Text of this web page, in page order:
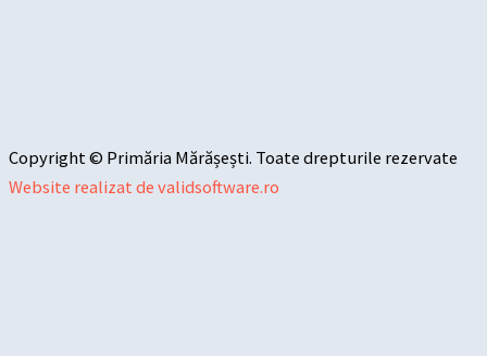
Copyright © Primăria Mărășești. Toate drepturile rezervate
Website realizat de validsoftware.ro